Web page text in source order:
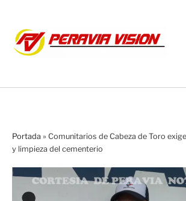
Portada » Comunitarios de Cabeza de Toro
y limpieza del cementerio